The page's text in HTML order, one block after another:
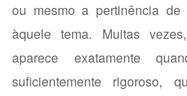
ou mesmo a pertinência
àquele tema. Muitas
aparece exatamente
suficientemente rigoroso,